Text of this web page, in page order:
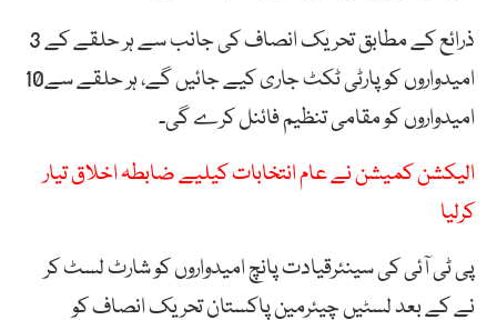
ذرائع کے مطابق تحریک انصاف کی جانب سے ہر حلقے کے 3
امیدواروں کو پارٹی ٹکٹ جاری کیے جائیں گے، ہر حلقے سے10
امیدواروں کو مقامی تنظیم فائنل کرے گی۔
الیکشن کمیشن نے عام انتخابات کیلیے ضابطہ اخلاق تیار
کرلیا
پی ٹی آئی کی سینئرقیادت پانچ امیدواروں کو شارٹ لسٹ کر
نے کے بعد لسٹیں چیئرمین پاکستان تحریک انصاف کو